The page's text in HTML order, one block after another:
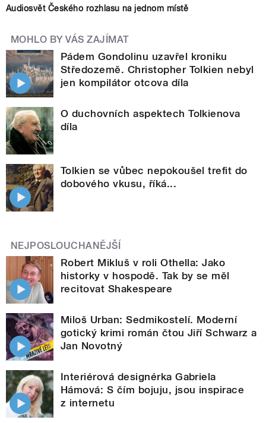
Audiosvět Českého rozhlasu na jednom místě
MOHLO BY VÁS ZAJÍMAT
Pádem Gondolinu uzavřel kroniku
Středozemě. Christopher Tolkien nebyl
jen kompilátor otcova díla
O duchovních aspektech Tolkienova
díla
Tolkien se vůbec nepokoušel trefit do
dobového vkusu, říká...
NEJPOSLOUCHANĚJŠÍ
Robert Mikluš v roli Othella: Jako
historky v hospodě. Tak by se měl
recitovat Shakespeare
Miloš Urban: Sedmikostelí. Moderní
gotický krimi román čtou Jiří Schwarz a
Jan Novotný
Interiérová designérka Gabriela
Hámová: S čím bojuju, jsou inspirace
z internetu